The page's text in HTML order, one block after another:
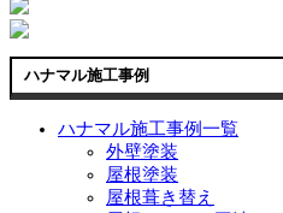
ハナマル施工事例
ハナマル施工事例一覧
外壁塗装
屋根塗装
屋根葺き替え